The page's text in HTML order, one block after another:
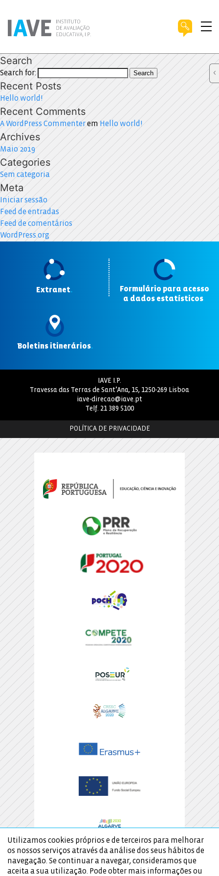
Search
Search for: Search
Recent Posts
Hello world!
Recent Comments
A WordPress Commenterem Hello world!
Archives
Maio 2019
Categories
Sem categoria
Meta
Iniciar sessão
Feed de entradas
Feed de comentários
WordPress.org
Extranet.
Formulário para acesso
a dados estatísticos
Boletins itinerários.
IAVE I.P.
Travessa das Terras de Sant’Ana, 15, 1250-269 Lisboa
iave-direcao@iave.pt
Telf. 21 389 5100
POLÍTICA DE PRIVACIDADE
Utilizamos cookies próprios e de terceiros para melhorar
os nossos serviços através da análise dos seus hábitos de
navegação. Se continuar a navegar, consideramos que
aceita a sua utilização. Pode obter mais informações ou